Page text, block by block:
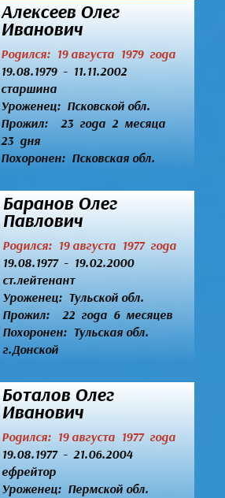
Алексеев Олег
Иванович
Родился: 19 августа 1979 года
19.08.1979 - 11.11.2002
старшина
Уроженец: Псковской обл.
Прожил: 23 года 2 месяца
23 дня
Похоронен: Псковская обл.
Баранов Олег
Павлович
Родился: 19 августа 1977 года
19.08.1977 - 19.02.2000
ст.лейтенант
Уроженец:Тульской обл.
Прожил: 22 года 6 месяцев
Похоронен: Тульская обл.
г.Донской
Боталов Олег
Иванович
Родился: 19 августа 1977 года
19.08.1977 - 21.06.2004
ефрейтор
Уроженец: Пермской обл.